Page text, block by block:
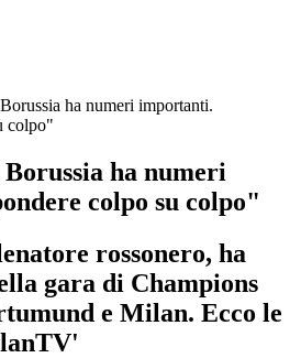
ha numeri importanti.
colpo"
ha numeri
colpo su colpo"
rossonero, ha
gara di Champions
e Milan. Ecco le